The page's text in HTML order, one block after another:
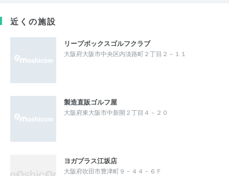
近くの施設
リープボックスゴルフクラブ
大阪府大阪市中央区内淡路町２丁目２－１１
製造直販ゴルフ屋
大阪府東大阪市中新開２丁目４－２０
ヨガプラス江坂店
大阪府吹田市豊津町９－４４－６Ｆ